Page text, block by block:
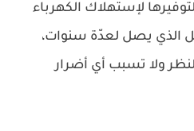
لإستهلاك الكهرباء
الذي يصل لعدّة سنوات،
ولا تسبب أي أضرار